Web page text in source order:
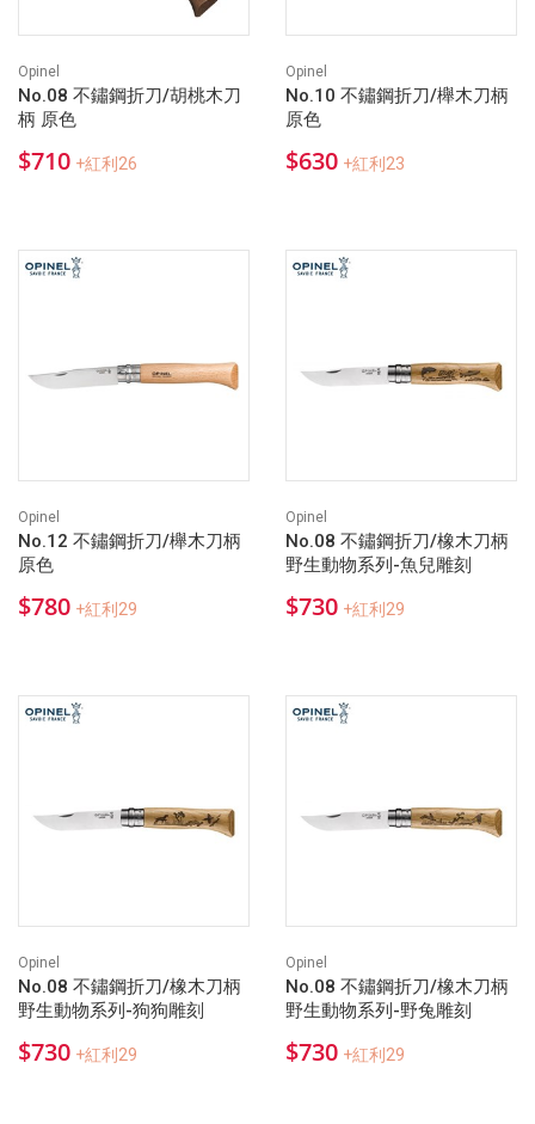
Opinel
No.08 不鏽鋼折刀/胡桃木刀
柄 原色
$710 +紅利26
Opinel
No.10 不鏽鋼折刀/櫸木刀柄
原色
$630 +紅利23
Opinel
No.12 不鏽鋼折刀/櫸木刀柄
原色
$780 +紅利29
Opinel
No.08 不鏽鋼折刀/橡木刀柄
野生動物系列-魚兒雕刻
$730 +紅利29
Opinel
No.08 不鏽鋼折刀/橡木刀柄
野生動物系列-狗狗雕刻
$730 +紅利29
Opinel
No.08 不鏽鋼折刀/橡木刀柄
野生動物系列-野兔雕刻
$730 +紅利29